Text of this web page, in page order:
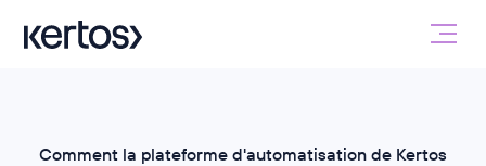
Comment la plateforme d'automatisation de Kertos